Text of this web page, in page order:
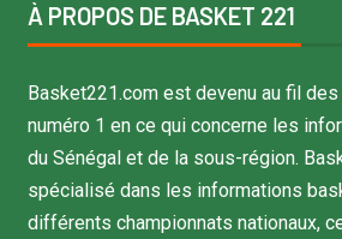
À PROPOS DE BASKET 221
Basket221.com est devenu au fil
numéro 1 en ce qui concerne les
du Sénégal et de la sous-région.
spécialisé dans les informations
différents championnats nationaux,